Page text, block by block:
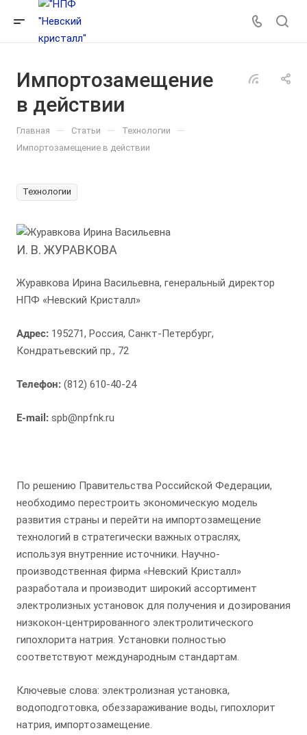
Импортозамещение
в действии
Главная — Статьи — Технологии —
Импортозамещение в действии
Технологии
И. В. ЖУРАВКОВА
Журавкова Ирина Васильевна, генеральный директор
НПФ «Невский Кристалл»
Адрес: 195271, Россия, Санкт-Петербург,
Кондратьевский пр., 72
Телефон: (812) 610-40-24
Е-mail: spb@npfnk.ru
По решению Правительства Российской Федерации,
необходимо перестроить экономическую модель
развития страны и перейти на импортозамещение
технологий в стратегически важных отраслях,
используя внутренние источники. Научно-
производственная фирма «Невский Кристалл»
разработала и производит широкий ассортимент
электролизных установок для получения и дозирования
низкокон-центрированного электролитического
гипохлорита натрия. Установки полностью
соответствуют международным стандартам.
Ключевые слова: электролизная установка,
водоподготовка, обеззараживание воды, гипохлорит
натрия, импортозамещение.